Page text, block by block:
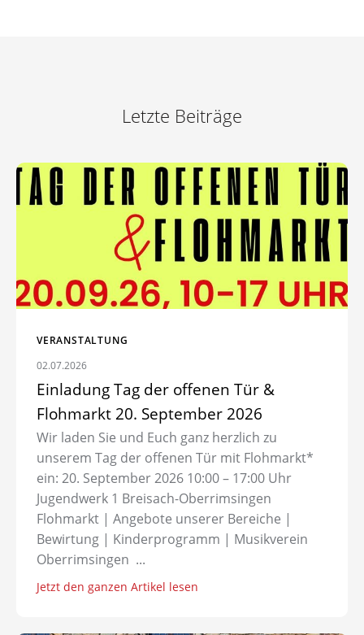
Letzte Beiträge
Zum Artikel: Einladung Tag der offenen Tür &
Flohmarkt 20. September 2026
VERANSTALTUNG
02.07.2026
Einladung Tag der offenen Tür &
Flohmarkt 20. September 2026
Wir laden Sie und Euch ganz herzlich zu
unserem Tag der offenen Tür mit Flohmarkt*
ein: 20. September 2026 10:00 – 17:00 Uhr
Jugendwerk 1 Breisach-Oberrimsingen
Flohmarkt | Angebote unserer Bereiche |
Bewirtung | Kinderprogramm | Musikverein
Oberrimsingen ...
Jetzt den ganzen Artikel lesen